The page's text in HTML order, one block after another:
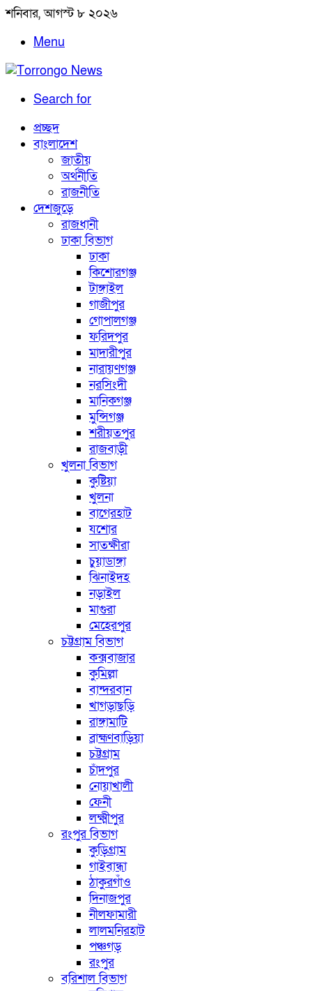
শনিবার, আগস্ট ৮ ২০২৬
Menu
Search for
প্রচ্ছদ
বাংলাদেশ
জাতীয়
অর্থনীতি
রাজনীতি
দেশজুড়ে
রাজধানী
ঢাকা বিভাগ
ঢাকা
কিশোরগঞ্জ
টাঙ্গাইল
গাজীপুর
গোপালগঞ্জ
ফরিদপুর
মাদারীপুর
নারায়ণগঞ্জ
নরসিংদী
মানিকগঞ্জ
মুন্সিগঞ্জ
শরীয়তপুর
রাজবাড়ী
খুলনা বিভাগ
কুষ্টিয়া
খুলনা
বাগেরহাট
যশোর
সাতক্ষীরা
চুয়াডাঙ্গা
ঝিনাইদহ
নড়াইল
মাগুরা
মেহেরপুর
চট্টগ্রাম বিভাগ
কক্সবাজার
কুমিল্লা
বান্দরবান
খাগড়াছড়ি
রাঙ্গামাটি
ব্রাহ্মণবাড়িয়া
চট্টগ্রাম
চাঁদপুর
নোয়াখালী
ফেনী
লক্ষ্মীপুর
রংপুর বিভাগ
কুড়িগ্রাম
গাইবান্ধা
ঠাকুরগাঁও
দিনাজপুর
নীলফামারী
লালমনিরহাট
পঞ্চগড়
রংপুর
বরিশাল বিভাগ